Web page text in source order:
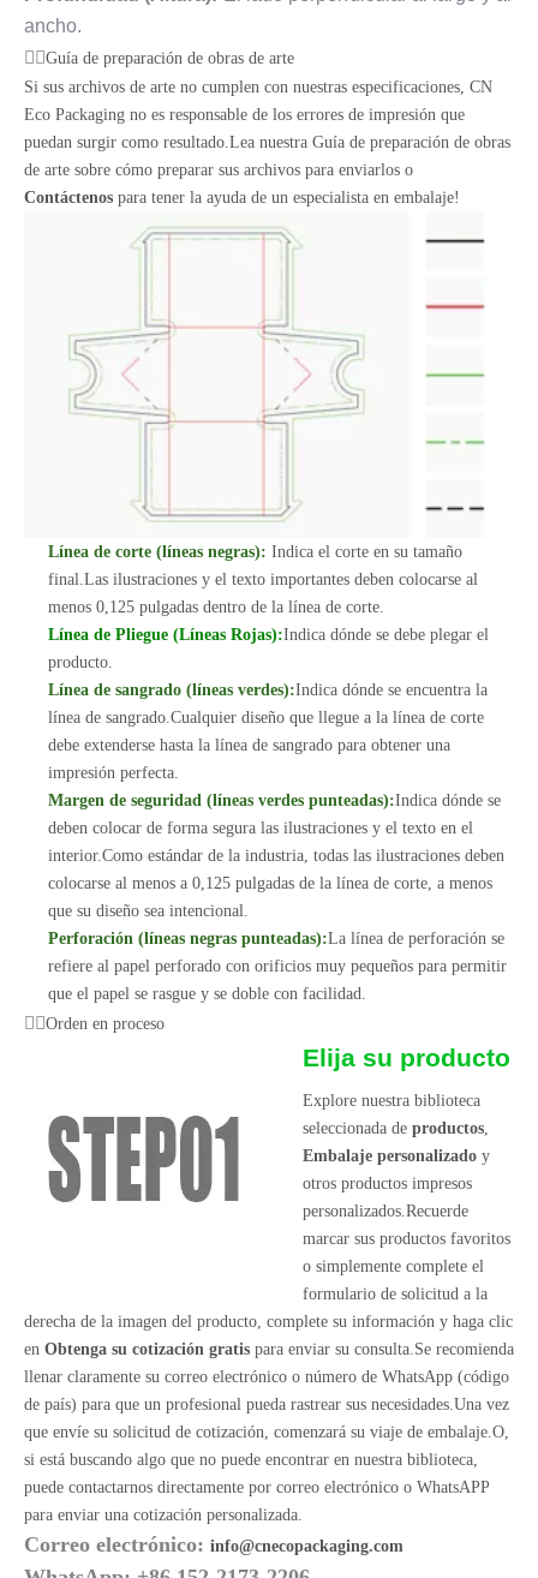
ancho.
Guía de preparación de obras de arte
Si sus archivos de arte no cumplen con nuestras especificaciones, CN
Eco Packaging no es responsable de los errores de impresión que
puedan surgir como resultado.Lea nuestra Guía de preparación de obras
de arte sobre cómo preparar sus archivos para enviarlos o
Contáctenos para tener la ayuda de un especialista en embalaje!
Línea de corte (líneas negras): Indica el corte en su tamaño
final.Las ilustraciones y el texto importantes deben colocarse al
menos 0,125 pulgadas dentro de la línea de corte.
Línea de Pliegue (Líneas Rojas):Indica dónde se debe plegar el
producto.
Línea de sangrado (líneas verdes):Indica dónde se encuentra la
línea de sangrado.Cualquier diseño que llegue a la línea de corte
debe extenderse hasta la línea de sangrado para obtener una
impresión perfecta.
Margen de seguridad (líneas verdes punteadas):Indica dónde se
deben colocar de forma segura las ilustraciones y el texto en el
interior.Como estándar de la industria, todas las ilustraciones deben
colocarse al menos a 0,125 pulgadas de la línea de corte, a menos
que su diseño sea intencional.
Perforación (líneas negras punteadas):La línea de perforación se
refiere al papel perforado con orificios muy pequeños para permitir
que el papel se rasgue y se doble con facilidad.
Orden en proceso
Elija su producto
Explore nuestra biblioteca
seleccionada de productos,
Embalaje personalizadoy
otros productos impresos
personalizados.Recuerde
marcar sus productos favoritos
o simplemente complete el
formulario de solicitud a la
derecha de la imagen del producto, complete su información y haga clic
en Obtenga su cotización gratis para enviar su consulta.Se recomienda
llenar claramente su correo electrónico o número de WhatsApp (código
de país) para que un profesional pueda rastrear sus necesidades.Una vez
que envíe su solicitud de cotización, comenzará su viaje de embalaje.O,
si está buscando algo que no puede encontrar en nuestra biblioteca,
puede contactarnos directamente por correo electrónico o WhatsAPP
para enviar una cotización personalizada.
Correo electrónico: info@cnecopackaging.com